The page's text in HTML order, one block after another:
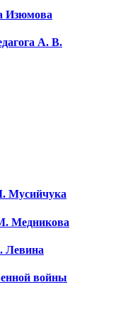
Изюмова
А. В.
Мусийчука
Медникова
Левина
войны